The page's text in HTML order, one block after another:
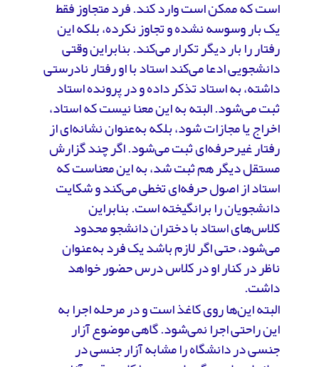
است که ممکن است وارد کند. فرد متجاوز فقط
یک بار وسوسه نشده و تجاوز نکرده، بلکه این
رفتار را بار دیگر تکرار می‌کند. بنابراین وقتی
دانشجویی ادعا می‌کند استاد با او رفتار نادرستی
داشته، به استاد تذکر داده و در پرونده استاد
ثبت می‌شود. البته به این معنا نیست که استاد،
اخراج یا مجازات شود، بلکه به‌عنوان نشانه‌ای از
رفتار غیرحرفه‌ای ثبت می‌شود. اگر چند گزارش
مستقل دیگر هم ثبت شد، به این معناست که
استاد از اصول حرفه‌ای تخطی می‌کند و شکایت
دانشجویان را برانگیخته است. بنابراین
کلاس‌های استاد با دختران دانشجو محدود
می‌شود، حتی اگر لازم باشد یک فرد به‌عنوان
ناظر در کنار او در کلاس درس حضور خواهد
داشت.
البته این‌ها روی کاغذ است و در مرحله اجرا به
این راحتی اجرا نمی‌شود. گاهی موضوع آزار
جنسی در دانشگاه را مشابه آزار جنسی در